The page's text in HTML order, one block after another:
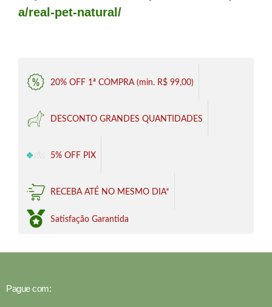
a/real-pet-natural/
20% OFF 1ª COMPRA (min. R$ 99,00)
DESCONTO GRANDES QUANTIDADES
5% OFF PIX
RECEBA ATÉ NO MESMO DIA*
Satisfação Garantida
Pague com: